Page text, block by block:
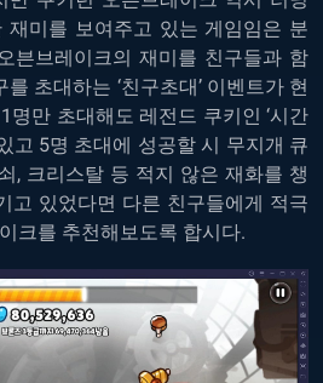
재미를 보여주고 있는 게임임은 분
븐브레이크의 재미를 친구들과 함
초대하는 ‘친구초대’ 이벤트가 현
명만 초대해도 레전드 쿠키인 ‘시간
고 5명 초대에 성공할 시 무지개 큐
, 크리스탈 등 적지 않은 재화를 챙
고 있었다면 다른 친구들에게 적극
크를 추천해보도록 합시다.